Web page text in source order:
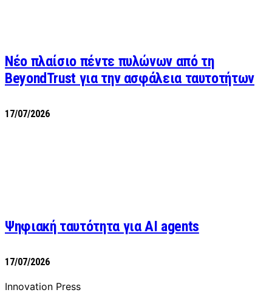
Νέο πλαίσιο πέντε πυλώνων από τη
BeyondTrust για την ασφάλεια ταυτοτήτων
17/07/2026
Ψηφιακή ταυτότητα για AI agents
17/07/2026
Innovation Press